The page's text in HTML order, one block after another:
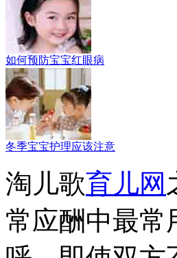
如何预防宝宝红眼病
冬季宝宝护理应该注意
淘儿歌育儿网
常应酬中最常